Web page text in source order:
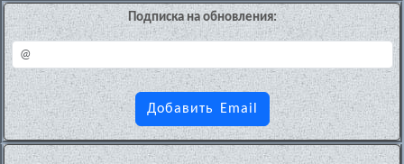
Подписка на обновления: